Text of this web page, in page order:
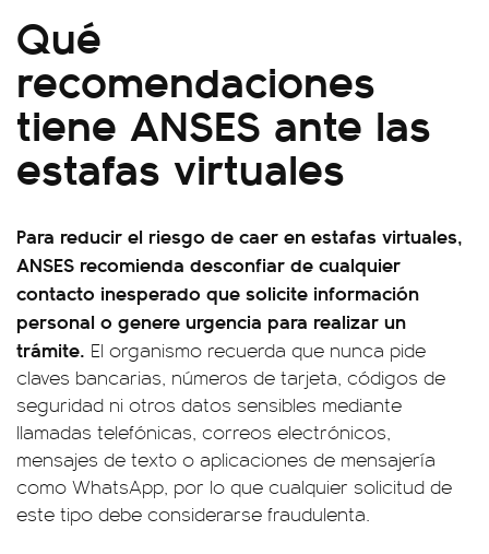
Qué
recomendaciones
tiene ANSES ante las
estafas virtuales
Para reducir el riesgo de caer en estafas virtuales,
ANSES recomienda desconfiar de cualquier
contacto inesperado que solicite información
personal o genere urgencia para realizar un
trámite. El organismo recuerda que nunca pide
claves bancarias, números de tarjeta, códigos de
seguridad ni otros datos sensibles mediante
llamadas telefónicas, correos electrónicos,
mensajes de texto o aplicaciones de mensajería
como WhatsApp, por lo que cualquier solicitud de
este tipo debe considerarse fraudulenta.